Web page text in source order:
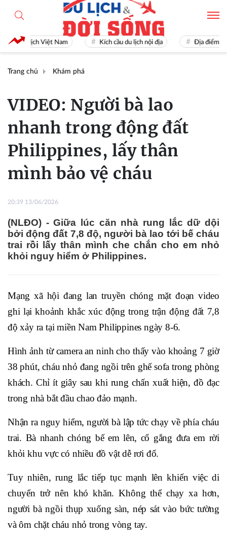
Du lịch Việt Nam Kích cầu du lịch nội địa Địa điểm du
Trang chủ Khám phá
VIDEO: Người bà lao
nhanh trong động đất
Philippines, lấy thân
mình bảo vệ cháu
20:39 13/06/2026
(NLĐO) - Giữa lúc căn nhà rung lắc dữ dội
bởi động đất 7,8 độ, người bà lao tới bế cháu
trai rồi lấy thân mình che chắn cho em nhỏ
khỏi nguy hiểm ở Philippines.
Mạng xã hội đang lan truyền chóng mặt đoạn video
ghi lại khoảnh khắc xúc động trong trận động đất 7,8
độ xảy ra tại miền Nam Philippines ngày 8-6.
Hình ảnh từ camera an ninh cho thấy vào khoảng 7 giờ
38 phút, cháu nhỏ đang ngồi trên ghế sofa trong phòng
khách. Chỉ ít giây sau khi rung chấn xuất hiện, đồ đạc
trong nhà bắt đầu chao đảo mạnh.
Nhận ra nguy hiểm, người bà lập tức chạy về phía cháu
trai. Bà nhanh chóng bế em lên, cố gắng đưa em rời
khỏi khu vực có nhiều đồ vật dễ rơi đổ.
Tuy nhiên, rung lắc tiếp tục mạnh lên khiến việc di
chuyển trở nên khó khăn. Không thể chạy xa hơn,
người bà ngồi thụp xuống sàn, nép sát vào bức tường
và ôm chặt cháu nhỏ trong vòng tay.